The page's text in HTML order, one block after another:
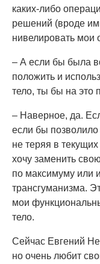
каких-либо
решений (вроде
нивелировать мои
– А если бы была
положить и
тело, ты бы на это
– Наверное, да.
если бы позволило
не теряя в
хочу заменить
по максимуму или
трансгуманизма.
мои
тело.
Сейчас Евгений
но очень любит